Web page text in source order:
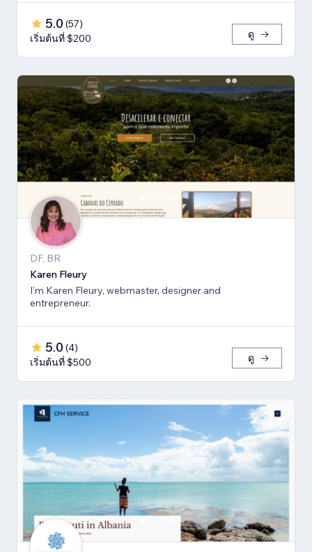
5.0 (57)
เริ่มต้นที่ $200
ดู
DF, BR
Karen Fleury
I'm Karen Fleury, webmaster, designer and
entrepreneur.
5.0 (4)
เริ่มต้นที่ $500
ดู